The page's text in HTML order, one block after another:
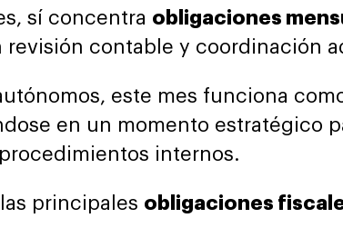
sí concentra obligaciones
revisión contable y coordinación
este mes funciona
en un momento estratégico
internos.
principales obligaciones